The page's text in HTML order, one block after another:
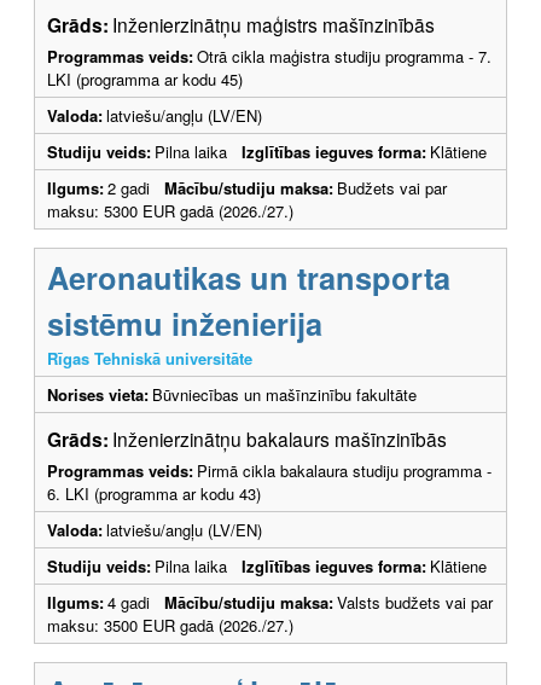
Grāds: Inženierzinātņu maģistrs mašīnzinībās
Programmas veids:Otrā cikla maģistra studiju programma - 7.
LKI (programma ar kodu 45)
Valoda:latviešu/angļu (LV/EN)
Studiju veids: Pilna laika Izglītības ieguves forma: Klātiene
Ilgums:2 gadi Mācību/studiju maksa: Budžets vai par
maksu: 5300 EUR gadā (2026./27.)
Aeronautikas un transporta
sistēmu inženierija
Rīgas Tehniskā universitāte
Norises vieta: Būvniecības un mašīnzinību fakultāte
Grāds: Inženierzinātņu bakalaurs mašīnzinībās
Programmas veids: Pirmā cikla bakalaura studiju programma -
6. LKI (programma ar kodu 43)
Valoda:latviešu/angļu (LV/EN)
Studiju veids: Pilna laika Izglītības ieguves forma: Klātiene
Ilgums:4 gadi Mācību/studiju maksa:Valsts budžets vai par
maksu: 3500 EUR gadā (2026./27.)